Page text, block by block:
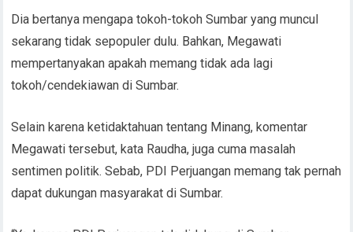
Dia bertanya mengapa tokoh-tokoh Sumbar yang muncul
sekarang tidak sepopuler dulu. Bahkan, Megawati
mempertanyakan apakah memang tidak ada lagi
tokoh/cendekiawan di Sumbar.
Selain karena ketidaktahuan tentang Minang, komentar
Megawati tersebut, kata Raudha, juga cuma masalah
sentimen politik. Sebab, PDI Perjuangan memang tak pernah
dapat dukungan masyarakat di Sumbar.